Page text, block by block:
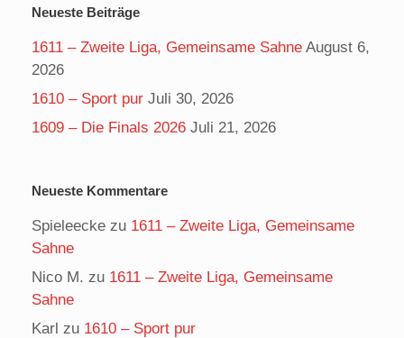
Neueste Beiträge
1611 – Zweite Liga, Gemeinsame Sahne August 6,
2026
1610 – Sport pur Juli 30, 2026
1609 – Die Finals 2026 Juli 21, 2026
Neueste Kommentare
Spieleecke zu 1611 – Zweite Liga, Gemeinsame
Sahne
Nico M. zu 1611 – Zweite Liga, Gemeinsame
Sahne
Karl zu 1610 – Sport pur